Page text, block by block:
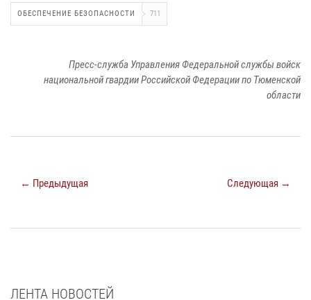
ОБЕСПЕЧЕНИЕ БЕЗОПАСНОСТИ 711
Пресс-служба Управления Федеральной службы войск
национальной гвардии Российской Федерации по Тюменской
области
← Предыдущая Следующая →
ЛЕНТА НОВОСТЕЙ